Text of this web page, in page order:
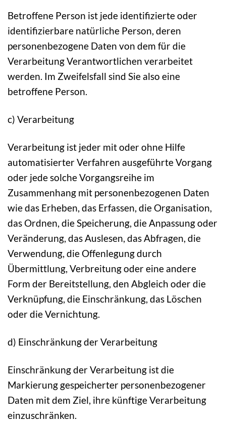
Betroffene Person ist jede identifizierte oder
identifizierbare natürliche Person, deren
personenbezogene Daten von dem für die
Verarbeitung Verantwortlichen verarbeitet
werden. Im Zweifelsfall sind Sie also eine
betroffene Person.
c) Verarbeitung
Verarbeitung ist jeder mit oder ohne Hilfe
automatisierter Verfahren ausgeführte Vorgang
oder jede solche Vorgangsreihe im
Zusammenhang mit personenbezogenen Daten
wie das Erheben, das Erfassen, die Organisation,
das Ordnen, die Speicherung, die Anpassung oder
Veränderung, das Auslesen, das Abfragen, die
Verwendung, die Offenlegung durch
Übermittlung, Verbreitung oder eine andere
Form der Bereitstellung, den Abgleich oder die
Verknüpfung, die Einschränkung, das Löschen
oder die Vernichtung.
d) Einschränkung der Verarbeitung
Einschränkung der Verarbeitung ist die
Markierung gespeicherter personenbezogener
Daten mit dem Ziel, ihre künftige Verarbeitung
einzuschränken.